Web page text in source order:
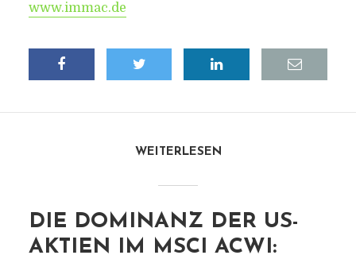
www.immac.de
WEITERLESEN
DIE DOMINANZ DER US-
AKTIEN IM MSCI ACWI: